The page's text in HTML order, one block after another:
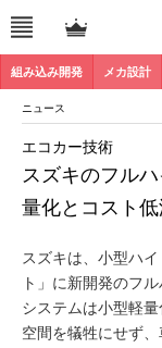
組み込み開発 メカ設計
ニュース
スズキのフル
量化とコスト
エコカー技術
スズキは、小型ハ
ト」に新開発のフ
システムは小型軽
空間を犠牲にせず、